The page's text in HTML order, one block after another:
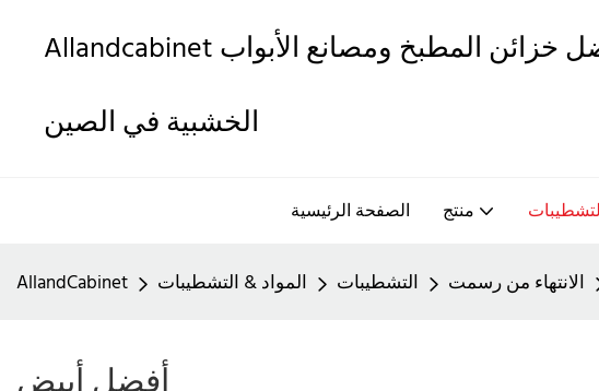
Allandcabinet هي واحدة من أفضل خزائن المطبخ ومصانع الأبواب
الصفحة الرئيسية منتج
AllandCabinet المواد & التشطيبات التشطيبات الانتهاء من رسمت